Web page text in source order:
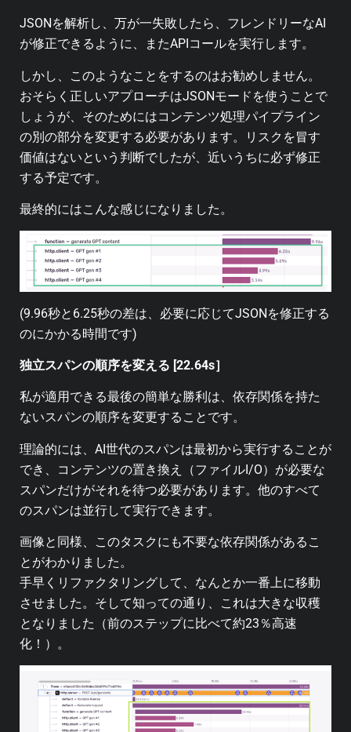
JSONを解析し、万が一失敗したら、フレンドリーなAI
が修正できるように、またAPIコールを実行します。
しかし、このようなことをするのはお勧めしません。
おそらく正しいアプローチはJSONモードを使うことで
しょうが、そのためにはコンテンツ処理パイプライン
の別の部分を変更する必要があります。リスクを冒す
価値はないという判断でしたが、近いうちに必ず修正
する予定です。
最終的にはこんな感じになりました。
(9.96秒と6.25秒の差は、必要に応じてJSONを修正する
のにかかる時間です)
独立スパンの順序を変える [22.64s］
私が適用できる最後の簡単な勝利は、依存関係を持た
ないスパンの順序を変更することです。
理論的には、AI世代のスパンは最初から実行することが
でき、コンテンツの置き換え（ファイルI/O）が必要な
スパンだけがそれを待つ必要があります。他のすべて
のスパンは並行して実行できます。
画像と同様、このタスクにも不要な依存関係があるこ
とがわかりました。
手早くリファクタリングして、なんとか一番上に移動
させました。そして知っての通り、これは大きな収穫
となりました（前のステップに比べて約23％高速
化！）。